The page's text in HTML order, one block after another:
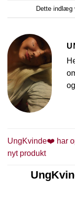
Dette indlæg
UngKvinde❤️ har
nyt produkt